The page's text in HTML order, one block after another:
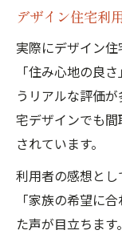
デザイン住宅利
実際にデザイン住
「住み心地の良
うリアルな評価
宅デザインでも
されています。
利用者の感想とし
「家族の希望に
た声が目立ちま